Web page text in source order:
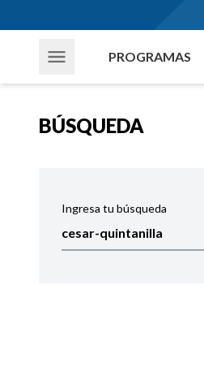
PROGRAMAS
BÚSQUEDA
Ingresa tu búsqueda